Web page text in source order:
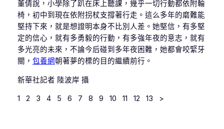
董倩說，小學除了趴在床上聽課，幾乎一切行動都依附輪
椅，初中到現在依附拐杖支撐著行走。這么多年的磨難能
堅持下來，就是想證明本身不比別人差。她堅信，有多堅
定的信心，就有多勇毅的行動，有多強年夜的意志，就有
多光亮的未來，不論今后碰到多年夜困難，她都會咬緊牙
關， 包養網朝著夢的標的目的繼續前行。
新華社記者 陸波岸 攝
1 2 3 4 5 6 7 8 9 10 11 12 13 >